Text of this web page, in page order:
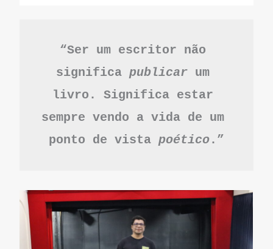
“Ser um escritor não
significa publicar um
livro. Significa estar
sempre vendo a vida de um
ponto de vista poético.”